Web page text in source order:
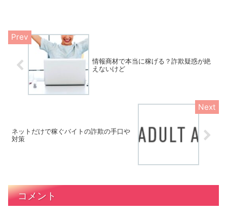
情報商材で本当に稼げる？詐欺疑惑が絶
えないけど
ネットだけで稼ぐバイトの詐欺の手口や
対策
コメント